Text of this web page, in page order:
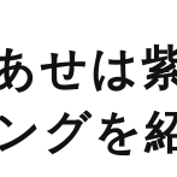
せは
グを